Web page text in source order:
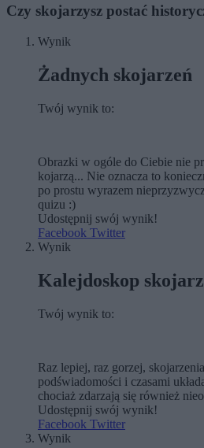
Czy skojarzysz postać
Wynik
Żadnych skojarzeń
Twój wynik to:
Obrazki w ogóle do Ciebie nie
kojarzą... Nie oznacza to
po prostu wyrazem
quizu :)
Udostępnij swój wynik!
Facebook Twitter
Wynik
Kalejdoskop
Twój wynik to:
Raz lepiej, raz gorzej,
podświadomości i czasami
chociaż zdarzają się również
Udostępnij swój wynik!
Facebook Twitter
Wynik